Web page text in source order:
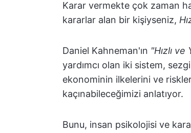
Karar vermekte çok zaman
kararlar alan bir kişiyseniz,
Daniel Kahneman'ın "Hızlı
yardımcı olan iki sistem,
ekonominin ilkelerini ve
kaçınabileceğimizi anlatıyor.
Bunu, insan psikolojisi ve